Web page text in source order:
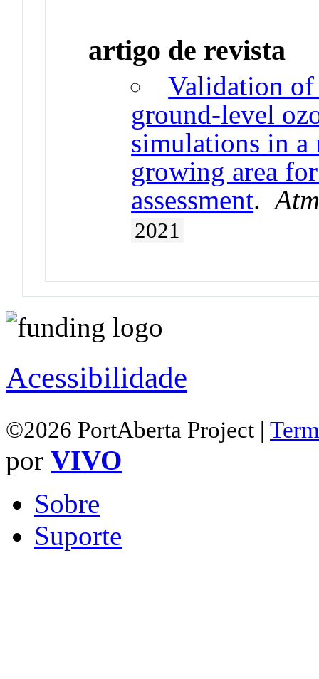
artigo de revista
Validation
ground-level
simulations in a
growing area
assessment.
2021
Acessibilidade
©2026 PortAberta Project |
por VIVO
Sobre
Suporte